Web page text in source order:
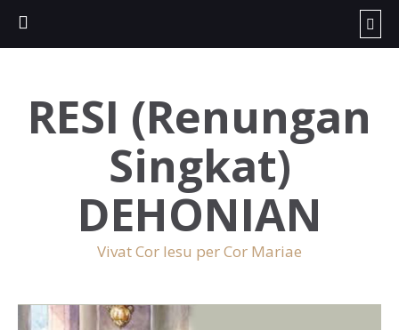
RESI (Renungan
Singkat)
DEHONIAN
Vivat Cor Iesu per Cor Mariae